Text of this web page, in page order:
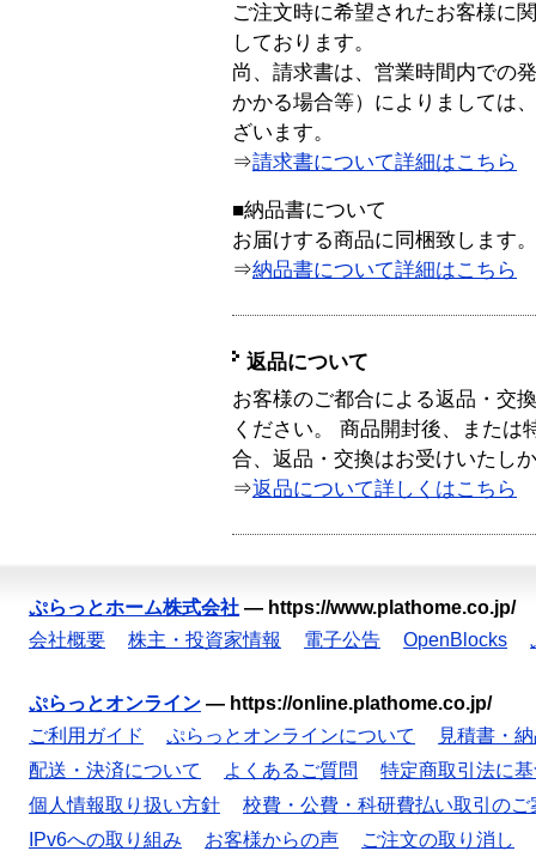
ご注文時に希望されたお客様に
しております。
尚、請求書は、営業時間内での
かかる場合等）によりましては
ざいます。
⇒請求書について詳細はこちら
■納品書について
お届けする商品に同梱致します。
⇒納品書について詳細はこちら
返品について
お客様のご都合による返品・交
ください。 商品開封後、または
合、返品・交換はお受けいたし
⇒返品について詳しくはこちら
ぷらっとホーム株式会社 — https://www.plathome.co.jp/
会社概要
株主・投資家情報 電子公告 OpenBlocks
ぷらっとオンライン — https://online.plathome.co.jp/
ご利用ガイド
ぷらっとオンラインについて
見積書・
配送・決済について
よくあるご質問
特定商取引法に
個人情報取り扱い方針
校費・公費・科研費払い取引のご
IPv6への取り組み
お客様からの声 ご注文の取り消し